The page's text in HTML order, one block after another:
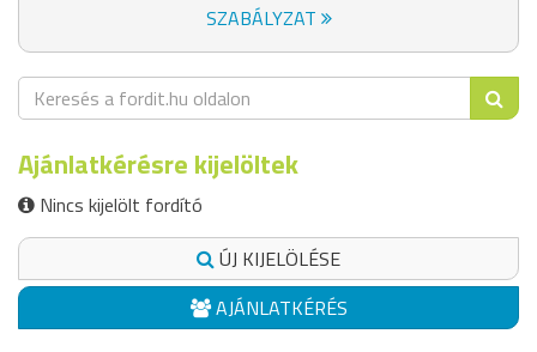
SZABÁLYZAT
Ajánlatkérésre kijelöltek
Nincs kijelölt fordító
ÚJ KIJELÖLÉSE
AJÁNLATKÉRÉS